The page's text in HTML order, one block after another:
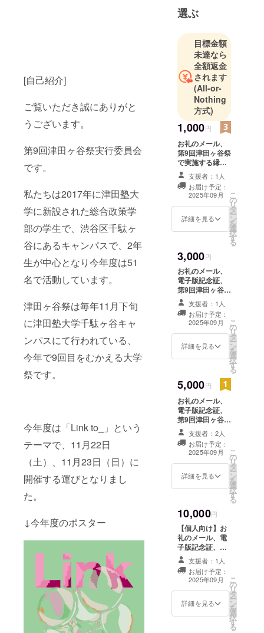
[自己紹介]
ご覧いただき誠にありがと
うございます。
第9回津田ヶ谷祭実行委員会
です。
私たちは2017年に津田塾大
学に新設された総合政策学
部の学生で、渋谷区千駄ヶ
谷にあるキャンパスで、2年
生が中心となり今年度は51
名で活動しています。
津田ヶ谷祭は毎年11月下旬
に津田塾大学千駄ヶ谷キャ
ンパスにて行われている、
今年で9回目をむかえる大学
祭です。
今年度は「Link to_」という
テーマで、11月22日
（土）、11月23日（日）に
開催する運びとなりまし
た。
↓今年度のポスター
選ぶ
目標金額
未達なら
全額返金
されます
(All-or-
Nothing
方式)
1,000円
お礼のメール、
第9回津田ヶ谷祭
で実施する縁日1
回参加券をお送
りいたします。
支援者：1人
お届け予定：
2025年09月
詳細を見る
こ
の
リ
タ
ー
ン
を
選
択
す
る
3,000円
お礼のメール、
電子版記念証、
第9回津田ヶ谷祭
で実施する縁日1
回参加券をお送
りいたします。
支援者：1人
お届け予定：
2025年09月
詳細を見る
こ
の
リ
タ
ー
ン
を
選
択
す
る
5,000円
お礼のメール、
電子版記念証、
第9回津田ヶ谷祭
で実施する縁日2
回参加券をお送
りいたしま
す。 また、ご
希望の場合には
津田ヶ谷祭公式
HPにお名前を掲
2026年3月31日
※掲載方法：文字
のみ ※掲載をご
希望の場合には
支援時、必ず備
考欄にお名前を
ご記入くださ
い。
支援者：2人
お届け予定：
2025年09月
詳細を見る
こ
の
リ
タ
ー
ン
を
選
択
す
る
10,000円
【個人向け】お
礼のメール、電
子版記念証、第9
回津田ヶ谷祭で
実施する縁日3回
参加券、大学名
入りボールペン
をお送りいたし
ます。 また、
支援者：1人
お届け予定：
2025年09月
詳細を見る
こ
の
リ
タ
ー
ン
を
選
択
す
る